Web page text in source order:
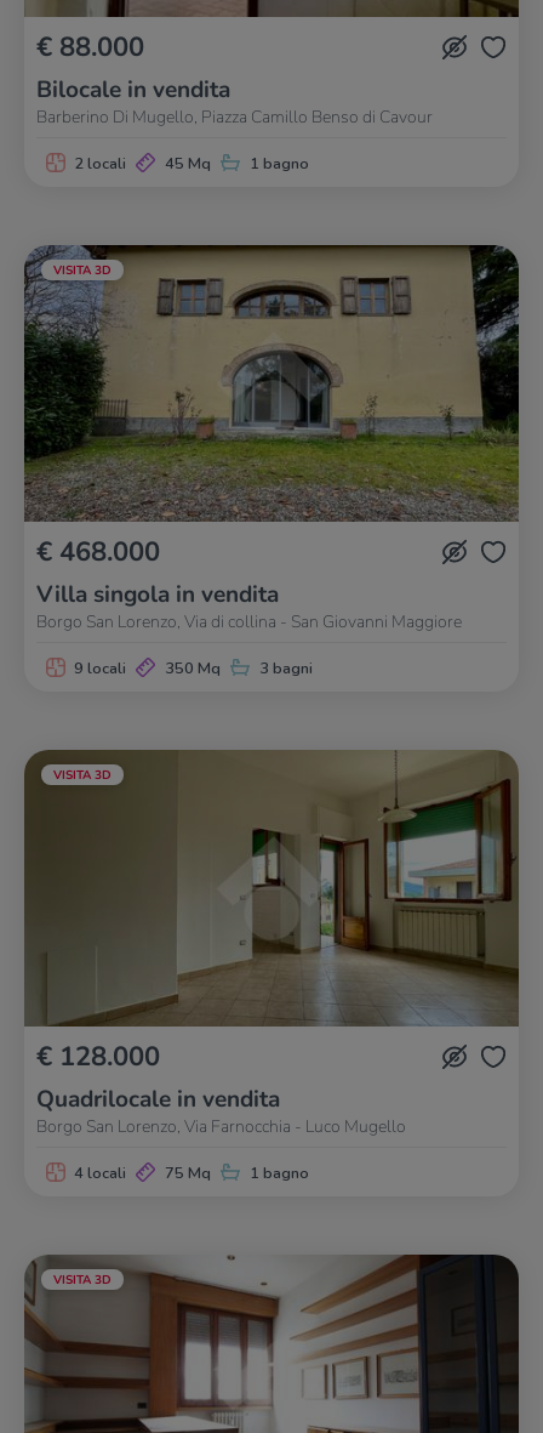
€ 88.000
Bilocale in vendita
Barberino Di Mugello, Piazza Camillo Benso di Cavour
2 locali 45 Mq 1 bagno
VISITA 3D
€ 468.000
Villa singola in vendita
Borgo San Lorenzo, Via di collina - San Giovanni Maggiore
9 locali 350 Mq 3 bagni
VISITA 3D
€ 128.000
Quadrilocale in vendita
Borgo San Lorenzo, Via Farnocchia - Luco Mugello
4 locali 75 Mq 1 bagno
VISITA 3D